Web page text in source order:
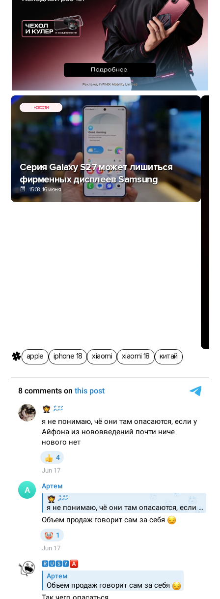
НОВОСТИ
Серия Galaxy S27 может лишиться
фирменных дисплеев Samsung
15:08, 16 июня
apple iphone 18 xiaomi xiaomi 18 китай